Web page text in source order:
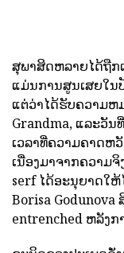
ສຸພາສິດຫລາຍໄດ້ຖືກ
ແມ່ນການສູນເສຍໃ
ແຕ່ວ່າໄດ້ຮັບຄວາມຫ
Grandma, ແລະວັນ
ເວລາທີ່ຄວາມຄາດຫ
ເນື່ອງມາຈາກຄວາມຈິ
serf ໄດ້ອະນຸຍາດໃ
Borisa
entrenched ຫລັງກ